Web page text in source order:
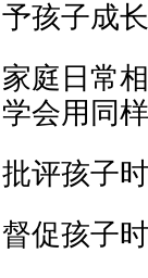
予孩子成
家庭日常
学会用同
批评孩子
督促孩子